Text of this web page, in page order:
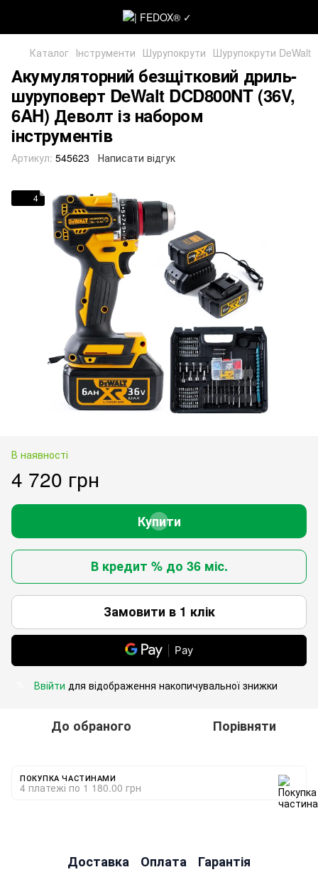
Каталог Інструменти Шурупокрути Шурупокрути DeWalt
Акумуляторний безщітковий дриль-
шуруповерт DeWalt DCD800NT (36V,
6AH) Деволт із набором
інструментів
Артикул: 545623 Написати відгук
4
В наявності
4 720 грн
Купити
В кредит % до 36 міс.
Замовити в 1 клік
Pay
Ввійти для відображення накопичувальної знижки
До обраного Порівняти
ПОКУПКА ЧАСТИНАМИ
4 платежі по 1 180.00 грн
Доставка Оплата Гарантія